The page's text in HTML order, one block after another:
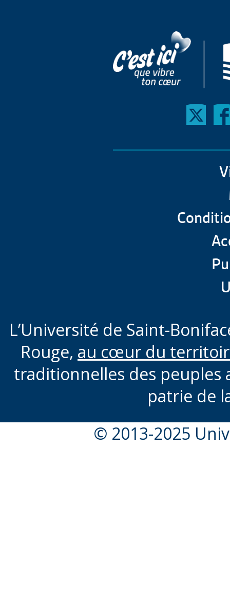
L’Université de Saint-
Rouge, au cœur du
traditionnelles des peuples
patrie de
© 2013-2025